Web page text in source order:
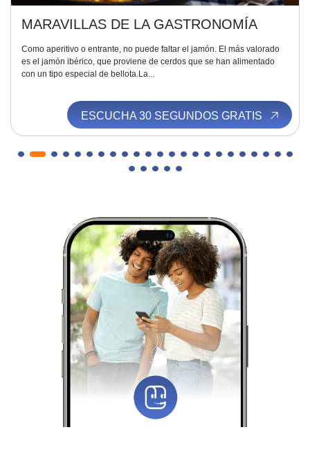
MARAVILLAS DE LA GASTRONOMÍA
Como aperitivo o entrante, no puede faltar el jamón. El más valorado
es el jamón ibérico, que proviene de cerdos que se han alimentado
con un tipo especial de bellota.La...
ESCUCHA 30 SEGUNDOS GRATIS